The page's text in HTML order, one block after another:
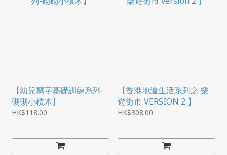
【幼兒寫字基礎訓練系列-
砌砌小積木】
HK$118.00
【香港地道生活系列之 樂
遊街市 VERSION 2 】
HK$308.00